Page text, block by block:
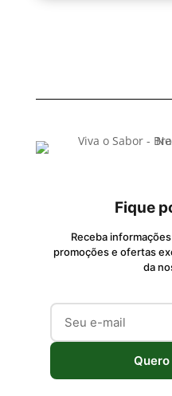
Fique
Receba
promoções e ofertas
da